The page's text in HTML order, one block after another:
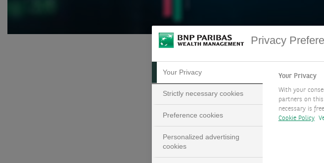
( PDF -
Messages clés
Privacy
Your Privacy
Strictly necessary cookies
Preference cookies
Personalized advertising
cookies
Your Privacy
With your
partners on
necessary is
Cookie Policy